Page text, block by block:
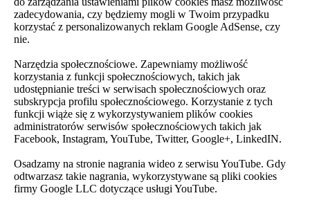
zadecydowania, czy będziemy mogli w Twoim przypadku
korzystać z personalizowanych reklam Google AdSense, czy
nie.
Narzędzia społecznościowe. Zapewniamy możliwość
korzystania z funkcji społecznościowych, takich jak
udostępnianie treści w serwisach społecznościowych oraz
subskrypcja profilu społecznościowego. Korzystanie z tych
funkcji wiąże się z wykorzystywaniem plików cookies
administratorów serwisów społecznościowych takich jak
Facebook, Instagram, YouTube, Twitter, Google+, LinkedIN.
Osadzamy na stronie nagrania wideo z serwisu YouTube. Gdy
odtwarzasz takie nagrania, wykorzystywane są pliki cookies
firmy Google LLC dotyczące usługi YouTube.